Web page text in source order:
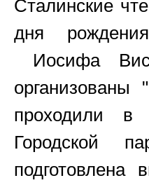
Сталинские
дня
Иосифа
проходили в
Городской